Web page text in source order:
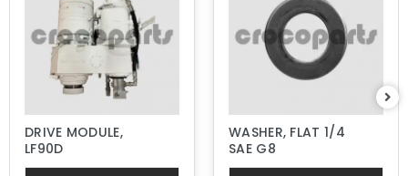
DRIVE MODULE,
LF90D
WASHER, FLAT 1/4
SAE G8